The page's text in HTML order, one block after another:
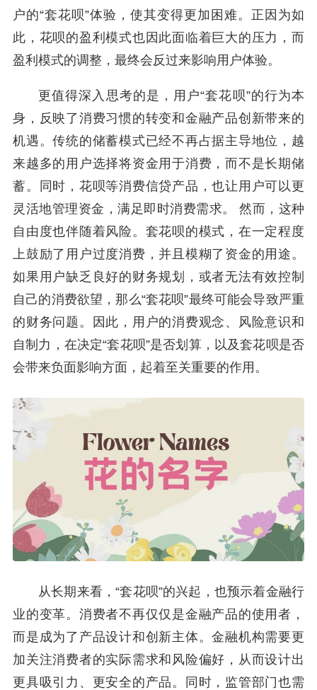
户的“套花呗”体验，使其变得更加困难。正因为如
此，花呗的盈利模式也因此面临着巨大的压力，而
盈利模式的调整，最终会反过来影响用户体验。
更值得深入思考的是，用户“套花呗”的行为本
身，反映了消费习惯的转变和金融产品创新带来的
机遇。传统的储蓄模式已经不再占据主导地位，越
来越多的用户选择将资金用于消费，而不是长期储
蓄。同时，花呗等消费信贷产品，也让用户可以更
灵活地管理资金，满足即时消费需求。 然而，这种
自由度也伴随着风险。套花呗的模式，在一定程度
上鼓励了用户过度消费，并且模糊了资金的用途。
如果用户缺乏良好的财务规划，或者无法有效控制
自己的消费欲望，那么“套花呗”最终可能会导致严重
的财务问题。因此，用户的消费观念、风险意识和
自制力，在决定“套花呗”是否划算，以及套花呗是否
会带来负面影响方面，起着至关重要的作用。
从长期来看，“套花呗”的兴起，也预示着金融行
业的变革。消费者不再仅仅是金融产品的使用者，
而是成为了产品设计和创新主体。金融机构需要更
加关注消费者的实际需求和风险偏好，从而设计出
更具吸引力、更安全的产品。同时，监管部门也需